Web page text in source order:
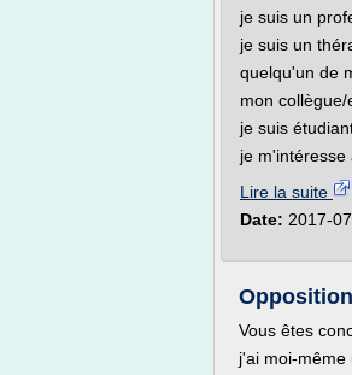
je suis un
je suis un
quelqu'un de
mon
je suis
je m'intéresse
Lire la suite
Date: 2017-
Vous êtes
j'ai moi-même